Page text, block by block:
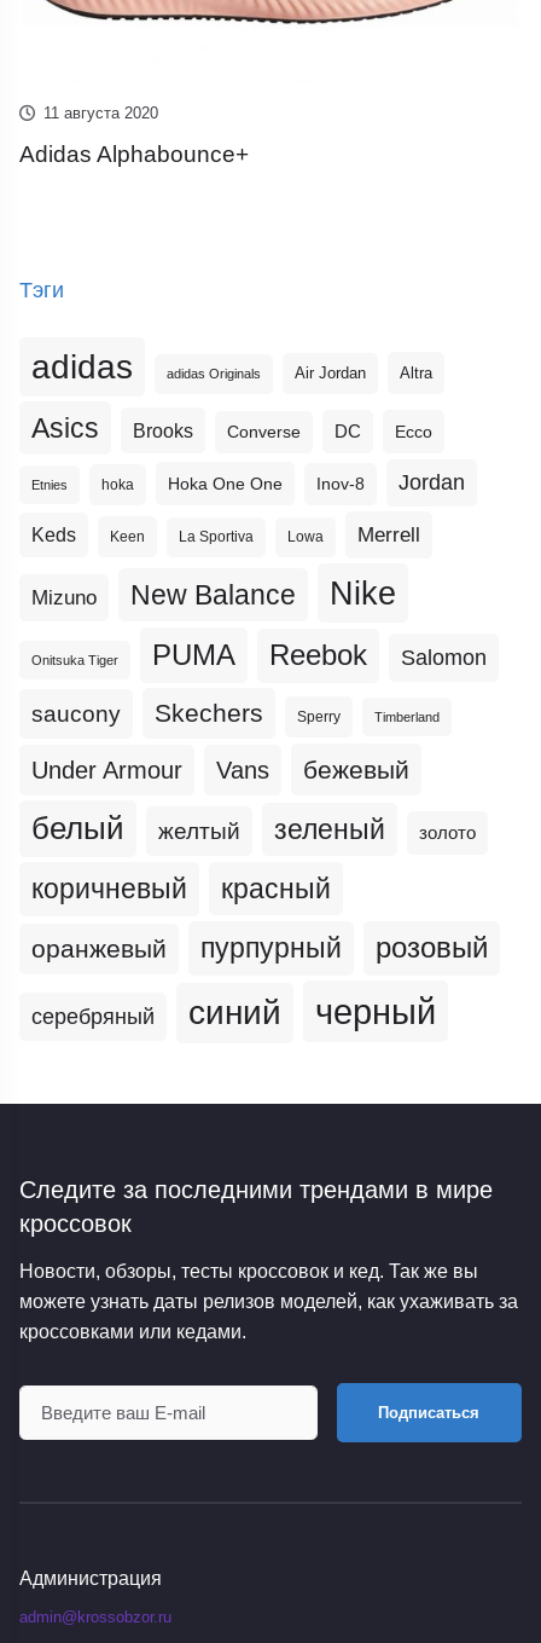
11 августа 2020
Adidas Alphabounce+
Тэги
adidas adidas Originals Air Jordan Altra
Asics Brooks Converse DC Ecco
Etnies hoka Hoka One One Inov-8 Jordan
Keds Keen La Sportiva Lowa Merrell
Mizuno New Balance Nike
Onitsuka Tiger PUMA Reebok Salomon
saucony Skechers Sperry Timberland
Under Armour Vans бежевый
белый желтый зеленый золото
коричневый красный
оранжевый пурпурный розовый
серебряный синий черный
Следите за последними трендами в мире
кроссовок
Новости, обзоры, тесты кроссовок и кед. Так же вы
можете узнать даты релизов моделей, как ухаживать за
кроссовками или кедами.
Подписаться
Администрация
admin@krossobzor.ru